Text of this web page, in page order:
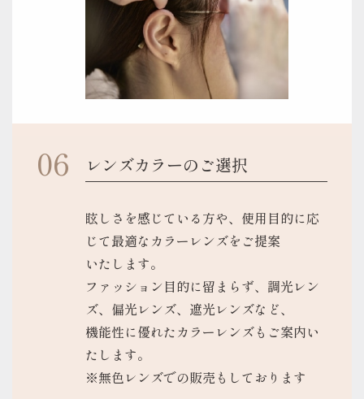
レンズカラーのご選択
眩しさを感じている方や、使用目的に応
じて最適なカラーレンズをご提案
いたします。
ファッション目的に留まらず、調光レン
ズ、偏光レンズ、遮光レンズなど、
機能性に優れたカラーレンズもご案内い
たします。
※無色レンズでの販売もしております